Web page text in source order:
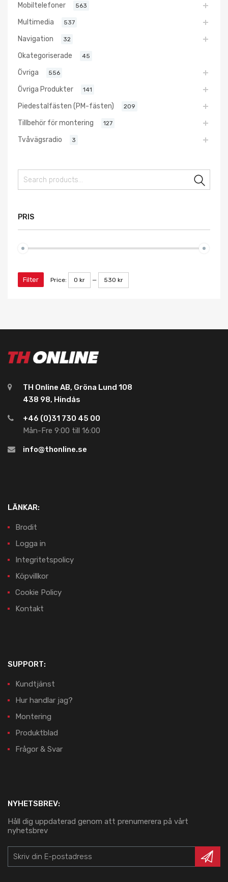
Mobiltelefoner 563
Multimedia 537
Navigation 32
Okategoriserade 45
Övriga 556
Övriga Produkter 141
Piedestalfästen (PM-fästen) 209
Tillbehör för montering 127
Tvåvägsradio 3
PRIS
Filter Price: 0 kr — 530 kr
TH Online AB, Gröna Lund 108
438 98, Hindås
+46 (0)31 730 45 00
Mån-Fre 9:00 till 16:00
info@thonline.se
LÄNKAR:
Brodit
Logga in
Integritetspolicy
Köpvillkor
Cookie Policy
Kontakt
SUPPORT:
Kundtjänst
Hur handlar jag?
Montering
Produktblad
Frågor & Svar
NYHETSBREV:
Håll dig uppdaterad genom att prenumerera på vårt
nyhetsbrev